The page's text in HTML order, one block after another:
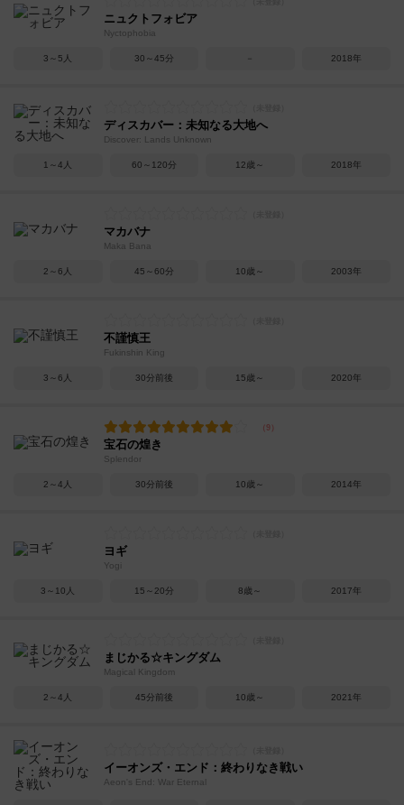
ニュクトフォビア
Nyctophobia
3～5人 30～45分 － 2018年
ディスカバー：未知なる大地へ
Discover: Lands Unknown
1～4人 60～120分 12歳～ 2018年
マカバナ
Maka Bana
2～6人 45～60分 10歳～ 2003年
不謹慎王
Fukinshin King
3～6人 30分前後 15歳～ 2020年
宝石の煌き
Splendor
2～4人 30分前後 10歳～ 2014年
ヨギ
Yogi
3～10人 15～20分 8歳～ 2017年
まじかる☆キングダム
Magical Kingdom
2～4人 45分前後 10歳～ 2021年
イーオンズ・エンド：終わりなき戦い
Aeon's End: War Eternal